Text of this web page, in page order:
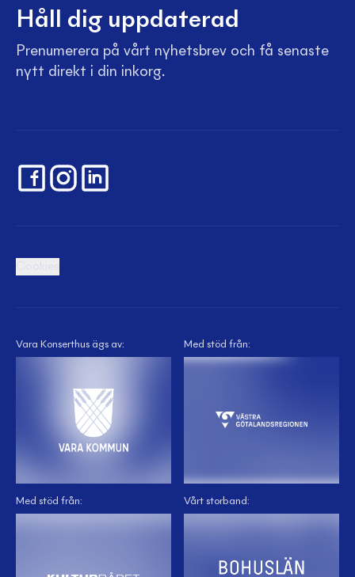
Håll dig uppdaterad
Prenumerera på vårt nyhetsbrev och få senaste
nytt direkt i din inkorg.
Vara Konserthus ägs av: Med stöd från:
Med stöd från: Vårt storband: